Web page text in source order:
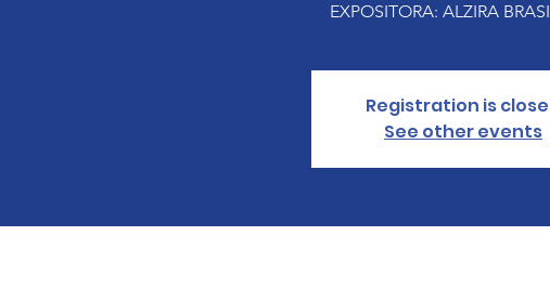
EXPOSITORA: ALZIRA
Registration is
See other events